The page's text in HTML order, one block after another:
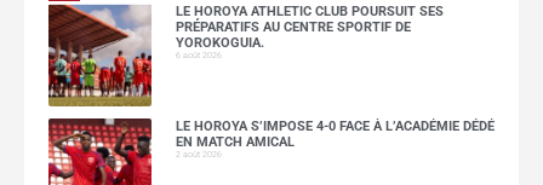
LE HOROYA ATHLETIC CLUB POURSUIT SES
PRÉPARATIFS AU CENTRE SPORTIF DE
YOROKOGUIA.
6 août 2026
LE HOROYA S’IMPOSE 4-0 FACE À L’ACADÉMIE DÉDÉ
EN MATCH AMICAL
2 août 2026